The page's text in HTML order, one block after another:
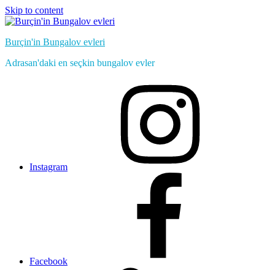
Skip to content
Burçin'in Bungalov evleri
Adrasan'daki en seçkin bungalov evler
Instagram
Facebook